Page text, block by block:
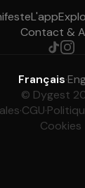
L'app
Contact &
Français·
© Dygest
·CGU·
Cookies